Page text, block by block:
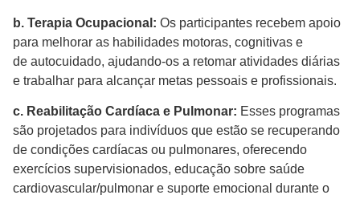
b. Terapia Ocupacional: Os participantes recebem apoio
para melhorar as habilidades motoras, cognitivas e
de autocuidado, ajudando-os a retomar atividades diárias
e trabalhar para alcançar metas pessoais e profissionais.
c. Reabilitação Cardíaca e Pulmonar: Esses programas
são projetados para indivíduos que estão se recuperando
de condições cardíacas ou pulmonares, oferecendo
exercícios supervisionados, educação sobre saúde
cardiovascular/pulmonar e suporte emocional durante o